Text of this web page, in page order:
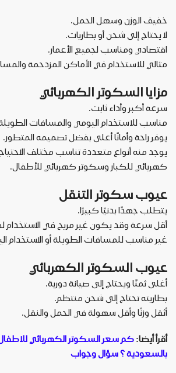
خفيف الوزن وسهل الحمل.
لا يحتاج إلى شحن أو بطاريات.
اقتصادي ومناسب لجميع الأعمار.
مثالي للاستخدام في الأماكن المزدحمة
مزايا السكوتر الكهربائي
سرعة أكبر وأداء ثابت.
مناسب للاستخدام اليومي والمسافات
يوفر راحة وأمانًا أعلى بفضل تصميمه المتطور.
يوجد منه أنواع متعددة تناسب مختلف
كهربائي للكبار وسكوتر كهربائي للأطفال.
عيوب سكوتر التنقل
يتطلب جهدًا بدنيًا كبيرًا.
أقل سرعة وقد يكون غير مريح في الاستخدام
غير مناسب للمسافات الطويلة أو الاستخدام
عيوب السكوتر الكهربائي
أغلى ثمنًا ويحتاج إلى صيانة دورية.
بطاريته تحتاج إلى شحن منتظم.
أثقل وزنًا وأقل سهولة في الحمل والنقل.
أقرأ أيضا: كم سعر السكوتر الكهربائي
بالسعودية ؟ سؤال وجواب